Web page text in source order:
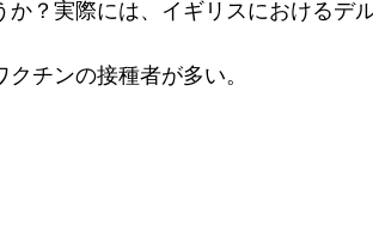
？実際には、イギリスにおけるデ
チンの接種者が多い。